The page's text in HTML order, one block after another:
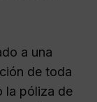
a una
de toda
la póliza de